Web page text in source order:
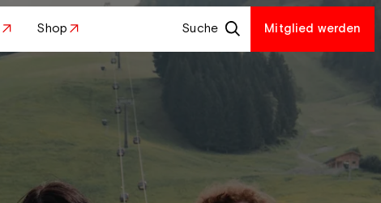
Shop Suche Mitglied werden